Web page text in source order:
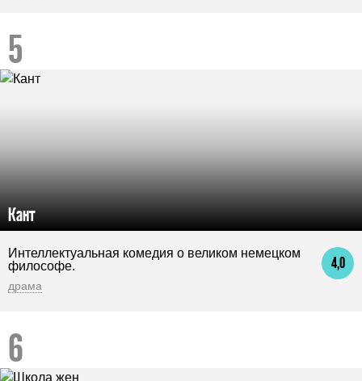
Кант
4,0
Интеллектуальная комедия о великом немецком
философе.
драма